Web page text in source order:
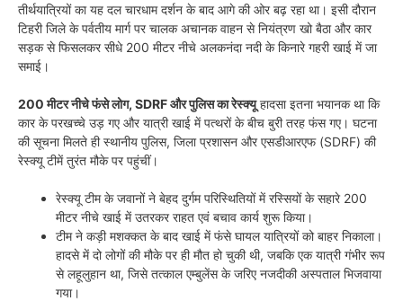
तीर्थयात्रियों का यह दल चारधाम दर्शन के बाद आगे की ओर बढ़ रहा था। इसी दौरान
टिहरी जिले के पर्वतीय मार्ग पर चालक अचानक वाहन से नियंत्रण खो बैठा और कार
सड़क से फिसलकर सीधे 200 मीटर नीचे अलकनंदा नदी के किनारे गहरी खाई में जा
समाई।
200 मीटर नीचे फंसे लोग, SDRF और पुलिस का रेस्क्यूहादसा इतना भयानक था कि
कार के परखच्चे उड़ गए और यात्री खाई में पत्थरों के बीच बुरी तरह फंस गए। घटना
की सूचना मिलते ही स्थानीय पुलिस, जिला प्रशासन और एसडीआरएफ (SDRF) की
रेस्क्यू टीमें तुरंत मौके पर पहुंचीं।
रेस्क्यू टीम के जवानों ने बेहद दुर्गम परिस्थितियों में रस्सियों के सहारे 200
मीटर नीचे खाई में उतरकर राहत एवं बचाव कार्य शुरू किया।
टीम ने कड़ी मशक्कत के बाद खाई में फंसे घायल यात्रियों को बाहर निकाला।
हादसे में दो लोगों की मौके पर ही मौत हो चुकी थी, जबकि एक यात्री गंभीर रूप
से लहूलुहान था, जिसे तत्काल एम्बुलेंस के जरिए नजदीकी अस्पताल भिजवाया
गया।